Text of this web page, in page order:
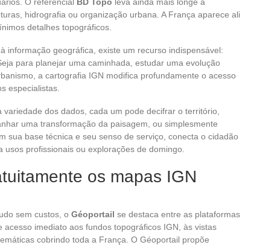
hidrografia ou organização urbana. A França aparece ali
detalhes topográficos.
informação geográfica, existe um recurso indispensável:
para planejar uma caminhada, estudar uma evolução
a cartografia IGN modifica profundamente o acesso
especialistas.
dos dados, cada um pode decifrar o território,
uma transformação da paisagem, ou simplesmente
sua base técnica e seu senso de serviço, conecta o cidadão
profissionais ou explorações de domingo.
os mapas IGN
sem custos, o Géoportail se destaca entre as plataformas
imediato aos fundos topográficos IGN, às vistas
cobrindo toda a França. O Géoportail propõe